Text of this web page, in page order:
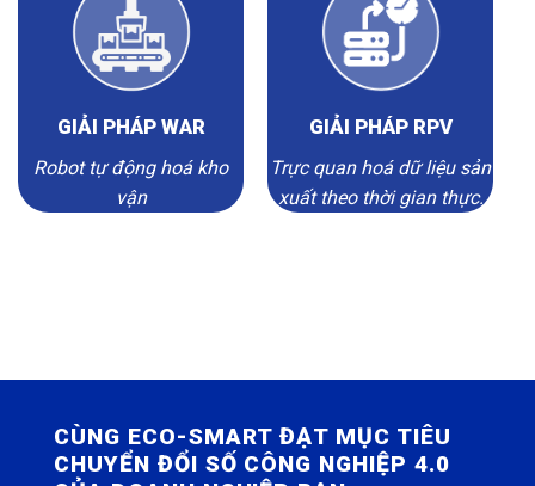
GIẢI PHÁP WAR
Robot tự động hoá kho
vận
GIẢI PHÁP RPV
Trực quan hoá dữ liệu sản
xuất theo thời gian thực.
CÙNG ECO-SMART ĐẠT MỤC TIÊU
CHUYỂN ĐỔI SỐ CÔNG NGHIỆP 4.0